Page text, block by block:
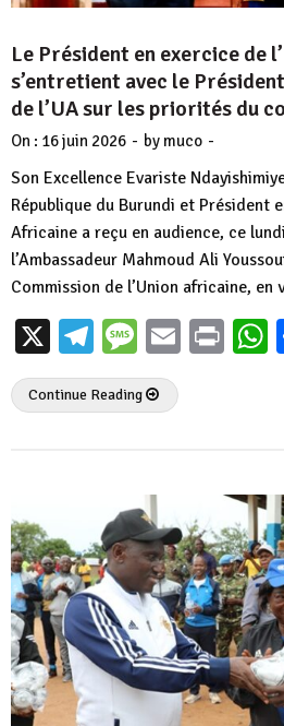
Le Président en exercice de
s’entretient avec le
de l’UA sur les priorités du
On : 16 juin 2026 - by muco -
Son Excellence Evariste
République du Burundi et Président
Africaine a reçu en audience, ce
l’Ambassadeur Mahmoud Ali
Commission de l’Union africaine,
X Telegram
Message
Email
Continue Reading